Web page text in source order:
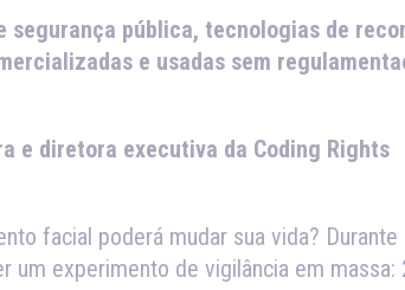
segurança pública, tecnologias de
e usadas sem
e diretora executiva da Coding Rights
facial poderá mudar sua vida?
um experimento de vigilância em